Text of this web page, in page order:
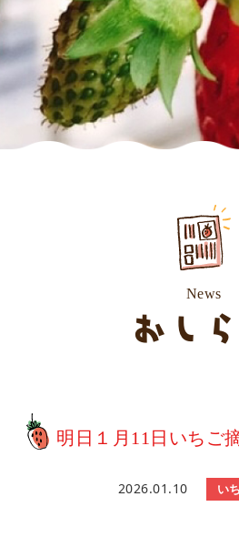
News
おし
明日１月11日いちご
2026.01.10 い